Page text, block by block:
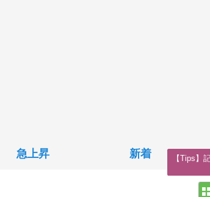
急上昇 新着 【Tips】